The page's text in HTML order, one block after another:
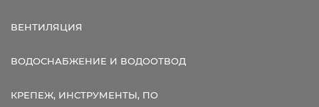
ВЕНТИЛЯЦИЯ
ВОДОСНАБЖЕНИЕ И ВОДООТВОД
КРЕПЕЖ, ИНСТРУМЕНТЫ, ПО